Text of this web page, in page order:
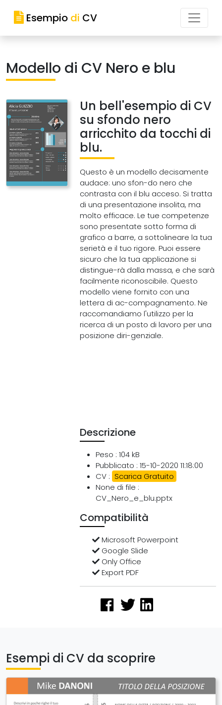
Esempio di CV
Modello di CV Nero e blu
Un bell'esempio di CV
su sfondo nero
arricchito da tocchi di
blu.
Questo è un modello decisamente
audace: uno sfon-do nero che
contrasta con il blu acceso. Si tratta
di una presentazione insolita, ma
molto efficace. Le tue competenze
sono presentate sotto forma di
grafico a barre, a sottolineare la tua
serietà e il tuo rigore. Puoi essere
sicuro che la tua applicazione si
distingue-rà dalla massa, e che sarà
facilmente riconoscibile. Questo
modello viene fornito con una
lettera di ac-compagnamento. Ne
raccomandiamo l'utilizzo per la
ricerca di un posto di lavoro per una
posizione diri-genziale.
Descrizione
Peso : 104 kB
Pubblicato : 15-10-2020 11:18:00
CV : Scarica Gratuito
None di file :
CV_Nero_e_blu.pptx
Compatibilità
Microsoft Powerpoint
Google Slide
Only Office
Export PDF
Esempi di CV da scoprire